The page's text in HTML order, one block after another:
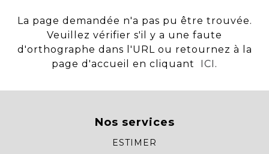
La page demandée n'a pas pu être trouvée.
Veuillez vérifier s'il y a une faute
d'orthographe dans l'URL ou retournez à la
page d'accueil en cliquant
ICI .
Nos services
ESTIMER